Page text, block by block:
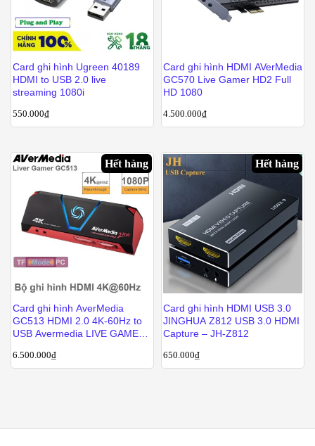
Card ghi hình Ugreen 40189
HDMI to USB 2.0 live
streaming 1080i
550.000₫
Card ghi hình HDMI AVerMedia
GC570 Live Gamer HD2 Full
HD 1080
4.500.000₫
Hết hàng
Card ghi hình AverMedia
GC513 HDMI 2.0 4K-60Hz to
USB Avermedia LIVE GAMER
6.500.000₫
Hết hàng
Card ghi hình HDMI USB 3.0
JINGHUA Z812 USB 3.0 HDMI
Capture – JH-Z812
650.000₫